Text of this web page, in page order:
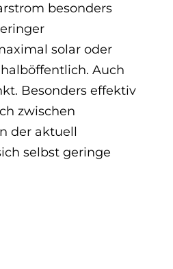
besonders
solar oder
Auch
Besonders effektiv
zwischen
der aktuell
selbst geringe